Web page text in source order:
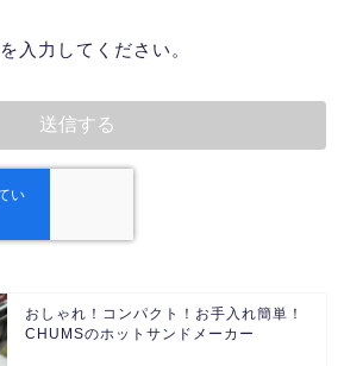
入力してください。
おしゃれ！コンパクト！お手入れ簡単！
CHUMSのホットサンドメーカー